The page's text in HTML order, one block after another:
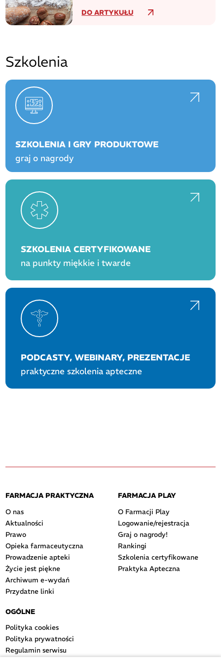
DO ARTYKUŁU
Szkolenia
SZKOLENIA I GRY PRODUKTOWE
graj o nagrody
SZKOLENIA CERTYFIKOWANE
na punkty miękkie i twarde
PODCASTY, WEBINARY, PREZENTACJE
praktyczne szkolenia apteczne
FARMACJA PRAKTYCZNA
O nas
Aktualności
Prawo
Opieka farmaceutyczna
Prowadzenie apteki
Życie jest piękne
Archiwum e-wydań
Przydatne linki
FARMACJA PLAY
O Farmacji Play
Logowanie/rejestracja
Graj o nagrody!
Rankingi
Szkolenia certyfikowane
Praktyka Apteczna
OGÓLNE
Polityka cookies
Polityka prywatności
Regulamin serwisu